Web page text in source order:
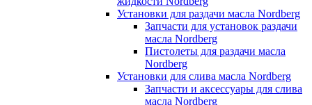
Установки для раздачи масла Nordberg
Запчасти для установок раздачи
масла Nordberg
Пистолеты для раздачи масла
Nordberg
Установки для слива масла Nordberg
Запчасти и аксессуары для слива
масла Nordberg